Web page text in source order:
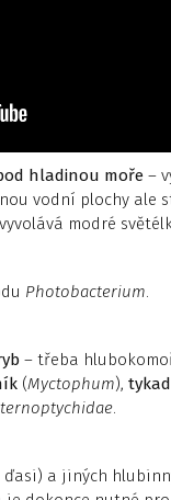
hladinou moře –
vodní plochy ale
vyvolává modré
Photobacterium.
– třeba
(Myctophum),
.
a jiných